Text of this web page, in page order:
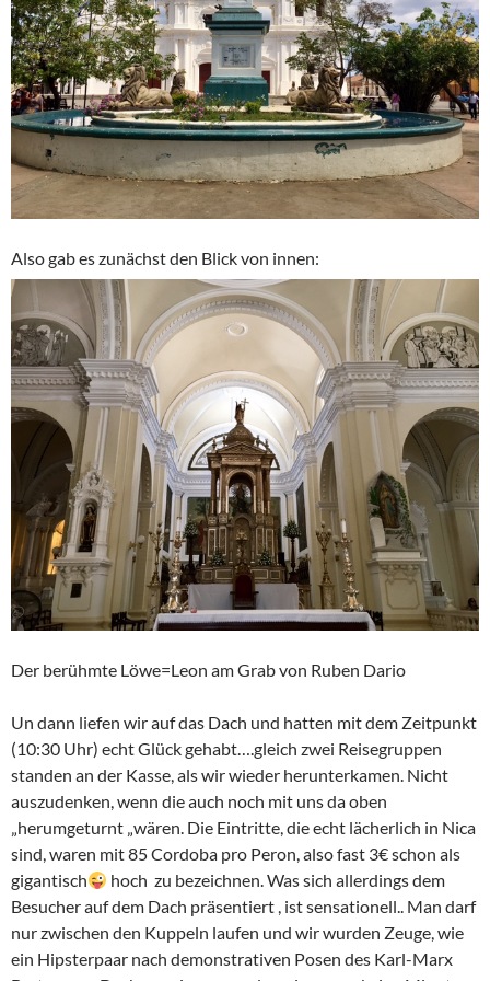
Also gab es zunächst den Blick von innen:
Der berühmte Löwe=Leon am Grab von Ruben Dario
Un dann liefen wir auf das Dach und hatten mit dem Zeitpunkt
(10:30 Uhr) echt Glück gehabt….gleich zwei Reisegruppen
standen an der Kasse, als wir wieder herunterkamen. Nicht
auszudenken, wenn die auch noch mit uns da oben
„herumgeturnt „wären. Die Eintritte, die echt lächerlich in Nica
sind, waren mit 85 Cordoba pro Peron, also fast 3€ schon als
gigantisch
hoch zu bezeichnen. Was sich allerdings dem
Besucher auf dem Dach präsentiert , ist sensationell.. Man darf
nur zwischen den Kuppeln laufen und wir wurden Zeuge, wie
ein Hipsterpaar nach demonstrativen Posen des Karl-Marx